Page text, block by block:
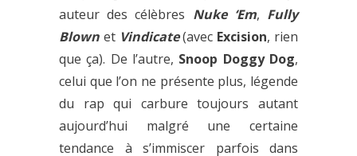
auteur des célèbres Nuke ‘Em, Fully
Blown et Vindicate (avec Excision, rien
que ça). De l’autre, Snoop Doggy Dog,
celui que l’on ne présente plus, légende
du rap qui carbure toujours autant
aujourd’hui malgré une certaine
tendance à s’immiscer parfois dans